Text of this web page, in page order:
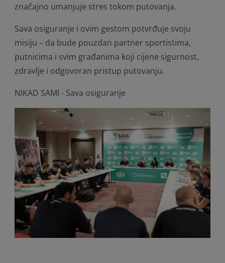
značajno umanjuje stres tokom putovanja.
Sava osiguranje i ovim gestom potvrđuje svoju
misiju – da bude pouzdan partner sportistima,
putnicima i svim građanima koji cijene sigurnost,
zdravlje i odgovoran pristup putovanju.
NIKAD SAMI - Sava osiguranje